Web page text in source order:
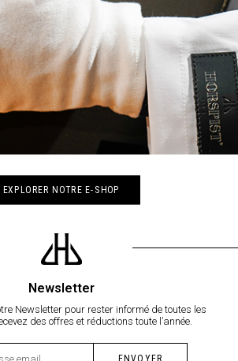
EXPLORER NOTRE E-SHOP
Newsletter
Newsletter pour rester informé de toutes les
des offres et réductions toute l’année.